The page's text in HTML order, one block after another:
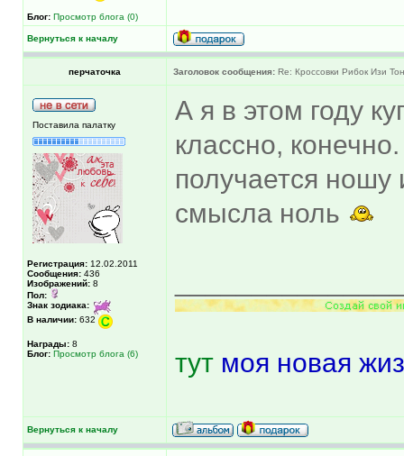
Блог: Просмотр блога (0)
Вернуться к началу
перчаточка Заголовок сообщения: Re: Кроссовки Рибок Изи
Поставила палатку
Регистрация: 12.02.2011
Сообщения: 436
Изображений: 8
Пол:
Знак зодиака:
В наличии: 632
Награды: 8
Блог: Просмотр блога (6)
А я в этом году
классно,
получается
смысла ноль
тут моя новая
Вернуться к началу